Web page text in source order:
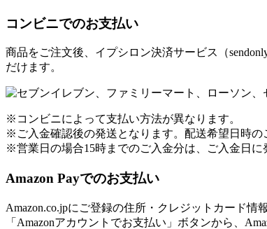
コンビニでのお支払い
商品をご注文後、イプシロン決済サービス（
だけます。
※コンビニによって支払い方法が異なります。
※ご入金確認後の発送となります。配送希望日時の
※営業日の場合15時までのご入金分は、ご入金日に
Amazon Payでのお支払い
Amazon.co.jpにご登録の住所・クレジットカード情
「Amazonアカウントでお支払い」ボタンから、